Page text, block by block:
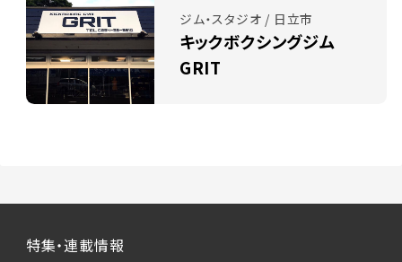
ジム・スタジオ / 日立市
キックボクシングジム
GRIT
特集・連載情報